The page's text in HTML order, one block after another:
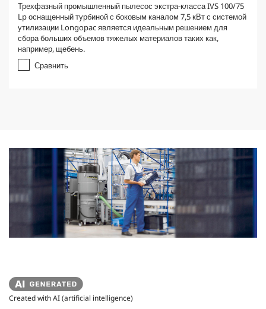
Трехфазный промышленный пылесос экстра-класса IVS 100/75
Lp оснащенный турбиной с боковым каналом 7,5 кВт с системой
утилизации Longopac является идеальным решением для
сбора больших объемов тяжелых материалов таких как,
например, щебень.
Сравнить
Created with AI (artificial intelligence)